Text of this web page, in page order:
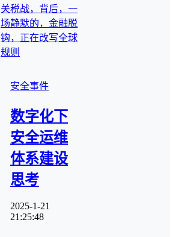
关税战，背后，一
场静默的，金融脱
钩，正在改写全球
规则
安全事件
数字化下
安全运维
体系建设
思考
2025-1-21
21:25:48